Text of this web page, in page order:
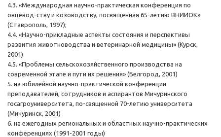
4.3. «Международная научно-практическая конференция по
овцевод-ству и козоводству, посвященная 65-летию ВНИИОК»
(Ставрополь, 1997);
4.4. «Научно-прикладные аспекты состояния и перспективы
развития животноводства и ветеринарной медицины» (Курск,
2001)
4.5. «Проблемы сельскохозяйственного производства на
современной этапе и пути их решения» (Белгород, 2001)
5. на юбилейной научно-практической конференции
преподавателей, сотрудников и аспирантов Мичуринского
госагроуниверситета, по-священной 70-летию университета
(Мичуринск, 2001)
6. на ежегодных региональных и областных научно-практических
конференциях (1991-2001 годы)